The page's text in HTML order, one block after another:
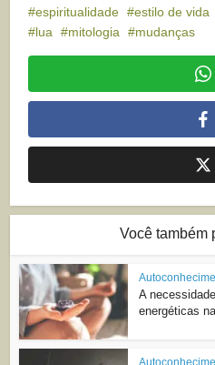
espiritualidade
estilo de vida
lua
mitologia mudanças
Você também
A
energéticas